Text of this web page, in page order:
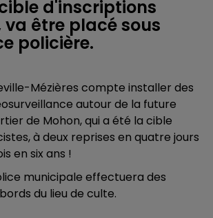
d'inscriptions
va être placé sous
policière.
Mézières compte installer des
autour de la future
de Mohon, qui a été la cible
à deux reprises en quatre jours
en six ans !
municipale effectuera des
du lieu de culte.